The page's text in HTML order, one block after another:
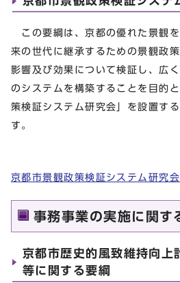
この要綱は、京都の優れた景観
来の世代に継承するための景観政
影響及び効果について検証し、広
のシステムを構築することを目的
策検証システム研究会」を設置す
す。
京都市景観政策検証システム研究
事務事業の実施に関す
京都市歴史的風致維持向上
等に関する要綱